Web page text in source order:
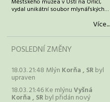
Městského muzea v Ústí na Orlicí,
vydal unikátní soubor mlynářských…
Více...
POSLEDNÍ ZMĚNY
18.03. 21:48 Mlýn Korňa , SRbyl
upraven
18.03. 21:46 Ke mlýnuVyšná
Korňa , SRbyl přidán nový